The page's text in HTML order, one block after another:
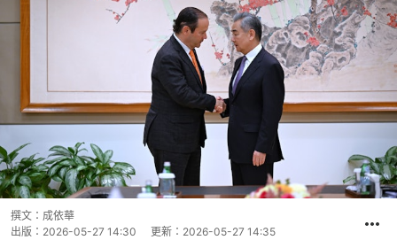
撰文： 成依華
出版： 2026-05-27 14:30 更新： 2026-05-27 14:35